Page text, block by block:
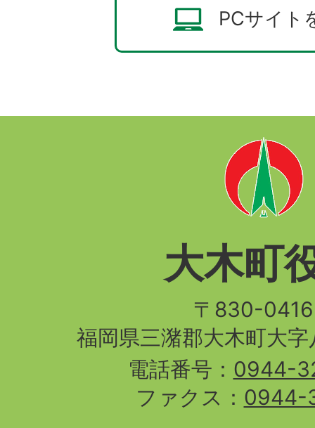
PCサイト
大木町
〒830-
福岡県三潴郡大木町大
電話番号： 0944-
ファクス： 0944-